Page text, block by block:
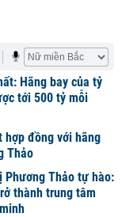
Hãng bay của tỷ
tới 500 tỷ mỗi
hợp đồng với hãng
Thảo
Phương Thảo tự hào:
thành trung tâm